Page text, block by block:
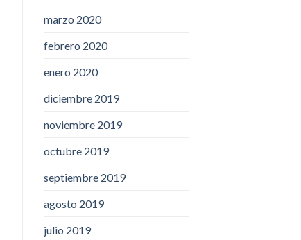
marzo 2020
febrero 2020
enero 2020
diciembre 2019
noviembre 2019
octubre 2019
septiembre 2019
agosto 2019
julio 2019